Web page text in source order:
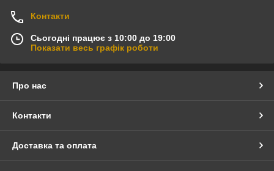
Контакти
Сьогодні працює з 10:00 до 19:00
Показати весь графік роботи
Про нас
Контакти
Доставка та оплата